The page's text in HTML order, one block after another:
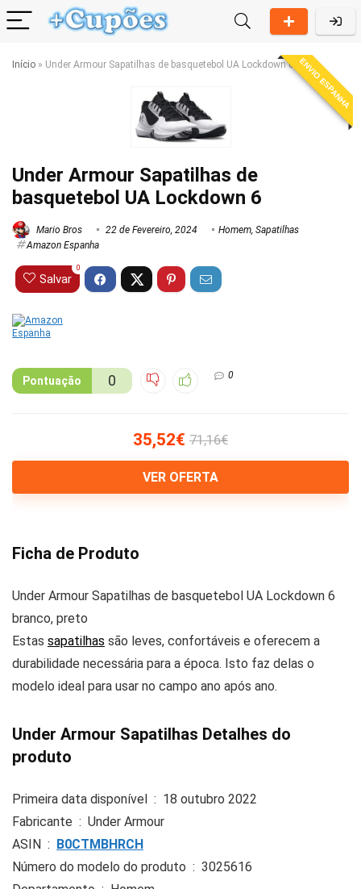
Início » Under Armour Sapatilhas de basquetebol UA Lockdown 6 ENVIO ESPANHA
Under Armour Sapatilhas de
basquetebol UA Lockdown 6
Mario Bros 22 de Fevereiro, 2024 Homem Sapatilhas
Amazon Espanha
Salvar
0
Pontuação 0 0
35,52€ 71,16€
VER OFERTA
Ficha de Produto
Under Armour Sapatilhas de basquetebol UA Lockdown 6
branco, preto
Estas sapatilhas são leves, confortáveis e oferecem a
durabilidade necessária para a época. Isto faz delas o
modelo ideal para usar no campo ano após ano.
Under Armour Sapatilhas Detalhes do
produto
Primeira data disponível ‏ : ‎ 18 outubro 2022
Fabricante ‏ : ‎ Under Armour
ASIN ‏ : ‎
B0CTMBHRCH
Número do modelo do produto ‏ : ‎ 3025616